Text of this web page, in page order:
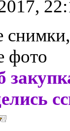
фото